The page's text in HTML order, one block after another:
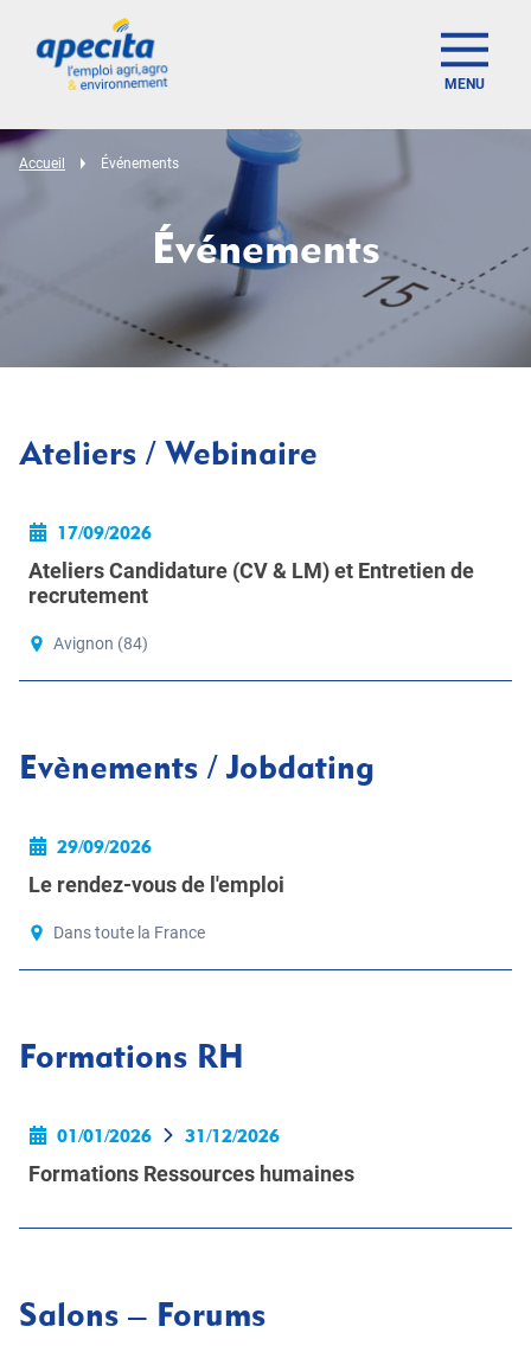
MENU
Accueil Événements
Événements
Ateliers / Webinaire
17/09/2026
Ateliers Candidature (CV & LM) et Entretien de
recrutement
Avignon (84)
Evènements / Jobdating
29/09/2026
Le rendez-vous de l'emploi
Dans toute la France
Formations RH
01/01/2026 31/12/2026
Formations Ressources humaines
Salons – Forums